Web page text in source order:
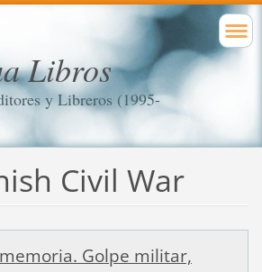
Libros
y Libreros (1995-
Civil War
Golpe militar,